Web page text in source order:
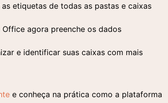
etiquetas de todas as pastas e caixas
Office agora preenche os dados
e identificar suas caixas com mais
e conheça na prática como a plataforma